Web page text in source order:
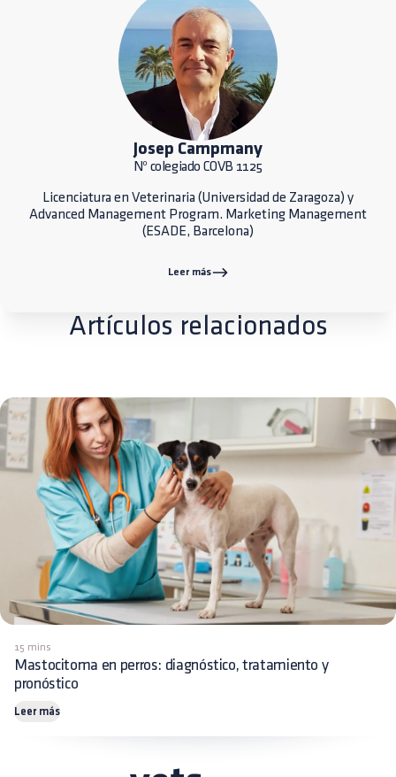
Josep Campmany
Nº colegiado COVB 1125
Licenciatura en Veterinaria (Universidad de Zaragoza) y
Advanced Management Program. Marketing Management
(ESADE, Barcelona)
Leer más
Artículos relacionados
15 mins
Mastocitoma en perros: diagnóstico, tratamiento y
pronóstico
Leer más